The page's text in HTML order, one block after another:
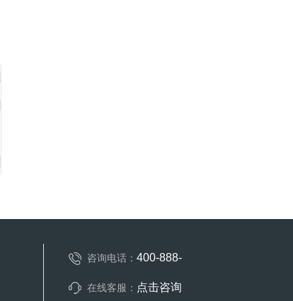
咨询电话： 400-888-
在线客服： 点击咨询